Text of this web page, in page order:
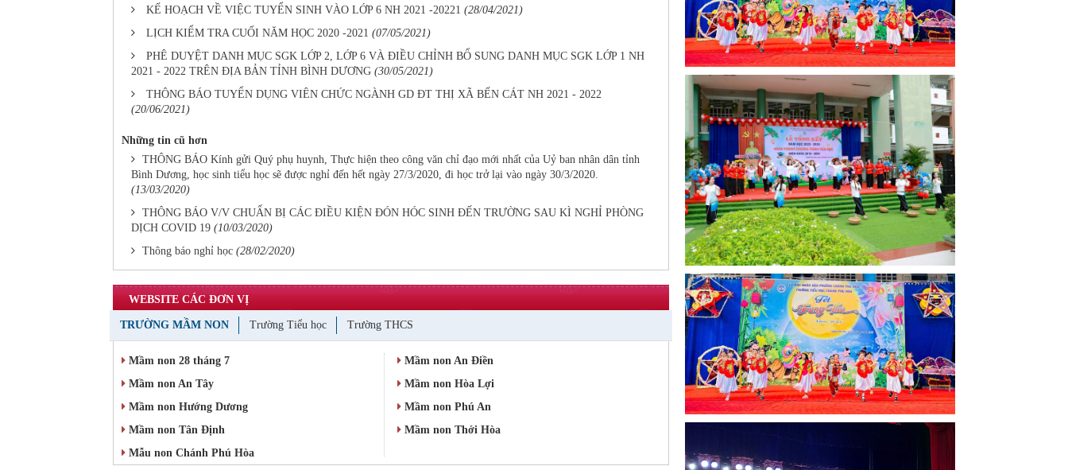
KẾ HOẠCH VỀ VIỆC TUYỂN SINH VÀO LỚP 6 NH 2021 -20221 (28/04/2021)
LỊCH KIỂM TRA CUỐI NĂM HỌC 2020 -2021 (07/05/2021)
PHÊ DUYỆT DANH MỤC SGK LỚP 2, LỚP 6 VÀ ĐIỀU CHỈNH BỔ SUNG DANH MỤC SGK LỚP 1 NH
2021 - 2022 TRÊN ĐỊA BẢN TỈNH BÌNH DƯƠNG (30/05/2021)
THÔNG BÁO TUYỂN DỤNG VIÊN CHỨC NGÀNH GD ĐT THỊ XÃ BẾN CÁT NH 2021 - 2022
(20/06/2021)
Những tin cũ hơn
THÔNG BÁO Kính gửi Quý phụ huynh, Thực hiện theo công văn chỉ đạo mới nhất của Uỷ ban nhân dân tỉnh
Bình Dương, học sinh tiểu học sẽ được nghỉ đến hết ngày 27/3/2020, đi học trở lại vào ngày 30/3/2020.
(13/03/2020)
THÔNG BÁO V/V CHUẨN BỊ CÁC ĐIỀU KIỆN ĐÓN HÓC SINH ĐẾN TRƯỜNG SAU KÌ NGHỈ PHÒNG
DỊCH COVID 19 (10/03/2020)
Thông báo nghỉ học (28/02/2020)
WEBSITE CÁC ĐƠN VỊ
TRƯỜNG MẦM NON Trường Tiểu học Trường THCS
Mầm non 28 tháng 7
Mầm non An Điền
Mầm non An Tây
Mầm non Hòa Lợi
Mầm non Hướng Dương
Mầm non Phú An
Mầm non Tân Định
Mầm non Thới Hòa
Mẫu non Chánh Phú Hòa